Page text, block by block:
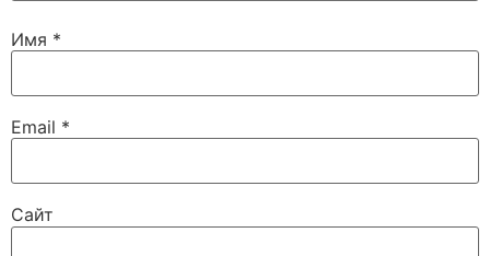
Имя *
Email *
Сайт